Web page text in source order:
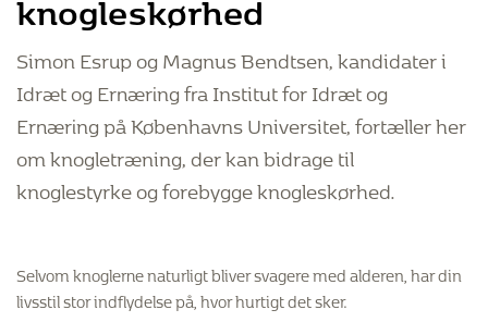
Simon Esrup og Magnus Bendtsen, kandidater i
Idræt og Ernæring fra Institut for Idræt og
Ernæring på Københavns Universitet, fortæller her
om knogletræning, der kan bidrage til
knoglestyrke og forebygge knogleskørhed.
Selvom knoglerne naturligt bliver svagere med alderen, har din
livsstil stor indflydelse på, hvor hurtigt det sker.